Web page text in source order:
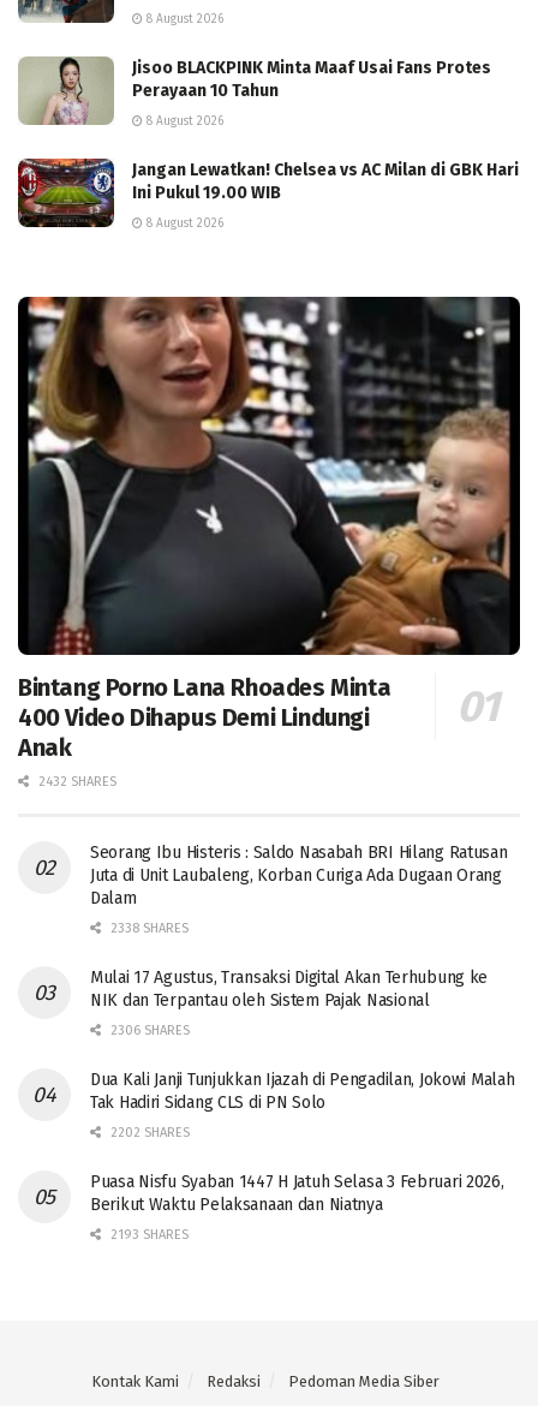
8 August 2026
Jisoo BLACKPINK Minta Maaf Usai Fans Protes
Perayaan 10 Tahun
8 August 2026
Jangan Lewatkan! Chelsea vs AC Milan di GBK Hari
Ini Pukul 19.00 WIB
8 August 2026
Bintang Porno Lana Rhoades Minta
400 Video Dihapus Demi Lindungi
Anak
2432 SHARES
Seorang Ibu Histeris : Saldo Nasabah BRI Hilang Ratusan
Juta di Unit Laubaleng, Korban Curiga Ada Dugaan Orang
Dalam
2338 SHARES
Mulai 17 Agustus, Transaksi Digital Akan Terhubung ke
NIK dan Terpantau oleh Sistem Pajak Nasional
2306 SHARES
Dua Kali Janji Tunjukkan Ijazah di Pengadilan, Jokowi Malah
Tak Hadiri Sidang CLS di PN Solo
2202 SHARES
Puasa Nisfu Syaban 1447 H Jatuh Selasa 3 Februari 2026,
Berikut Waktu Pelaksanaan dan Niatnya
2193 SHARES
Kontak Kami Redaksi Pedoman Media Siber